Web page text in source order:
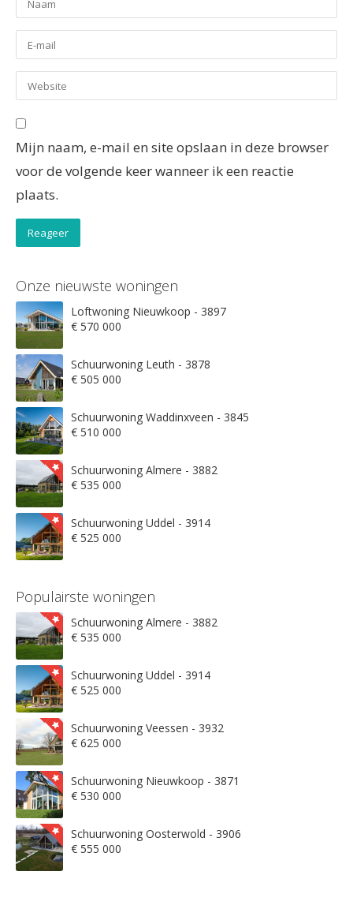
Mijn naam, e-mail en site opslaan in deze browser
voor de volgende keer wanneer ik een reactie
plaats.
Onze nieuwste woningen
Loftwoning Nieuwkoop - 3897
€ 570 000
Schuurwoning Leuth - 3878
€ 505 000
Schuurwoning Waddinxveen - 3845
€ 510 000
Schuurwoning Almere - 3882
€ 535 000
Schuurwoning Uddel - 3914
€ 525 000
Populairste woningen
Schuurwoning Almere - 3882
€ 535 000
Schuurwoning Uddel - 3914
€ 525 000
Schuurwoning Veessen - 3932
€ 625 000
Schuurwoning Nieuwkoop - 3871
€ 530 000
Schuurwoning Oosterwold - 3906
€ 555 000